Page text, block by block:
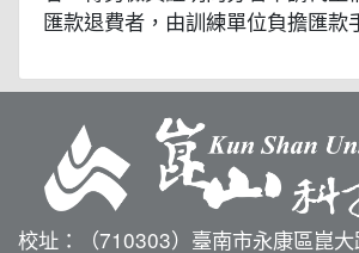
匯款退費者，由訓練單位負擔匯款
校址：（710303）臺南市永康區崑